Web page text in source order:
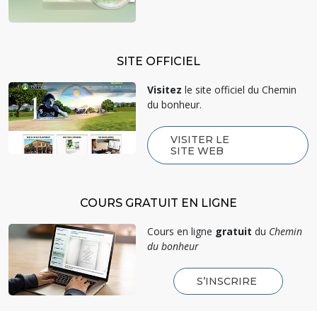
SITE OFFICIEL
Visitez le site officiel du Chemin
du bonheur.
VISITER LE
SITE WEB
COURS GRATUIT EN LIGNE
Cours en ligne gratuit du Chemin
du bonheur
S’INSCRIRE